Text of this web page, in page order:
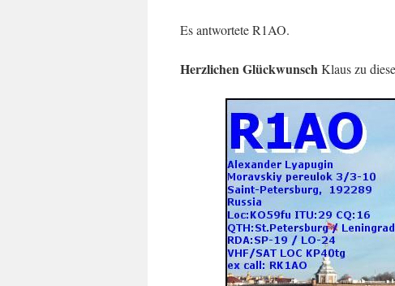
Es antwortete R1AO.
Herzlichen GlückwunschKlaus zu